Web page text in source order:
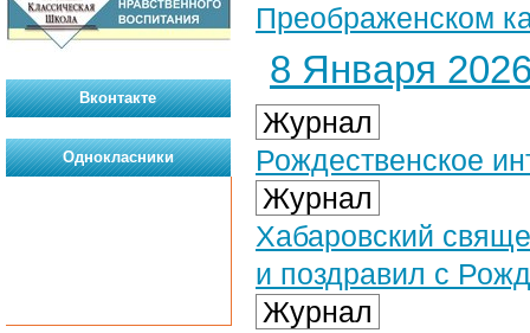
Преображенском
8 Января 2026
Журнал
Рождественское
Журнал
Хабаровский
и поздравил с
Журнал
Вконтакте
Однокласники